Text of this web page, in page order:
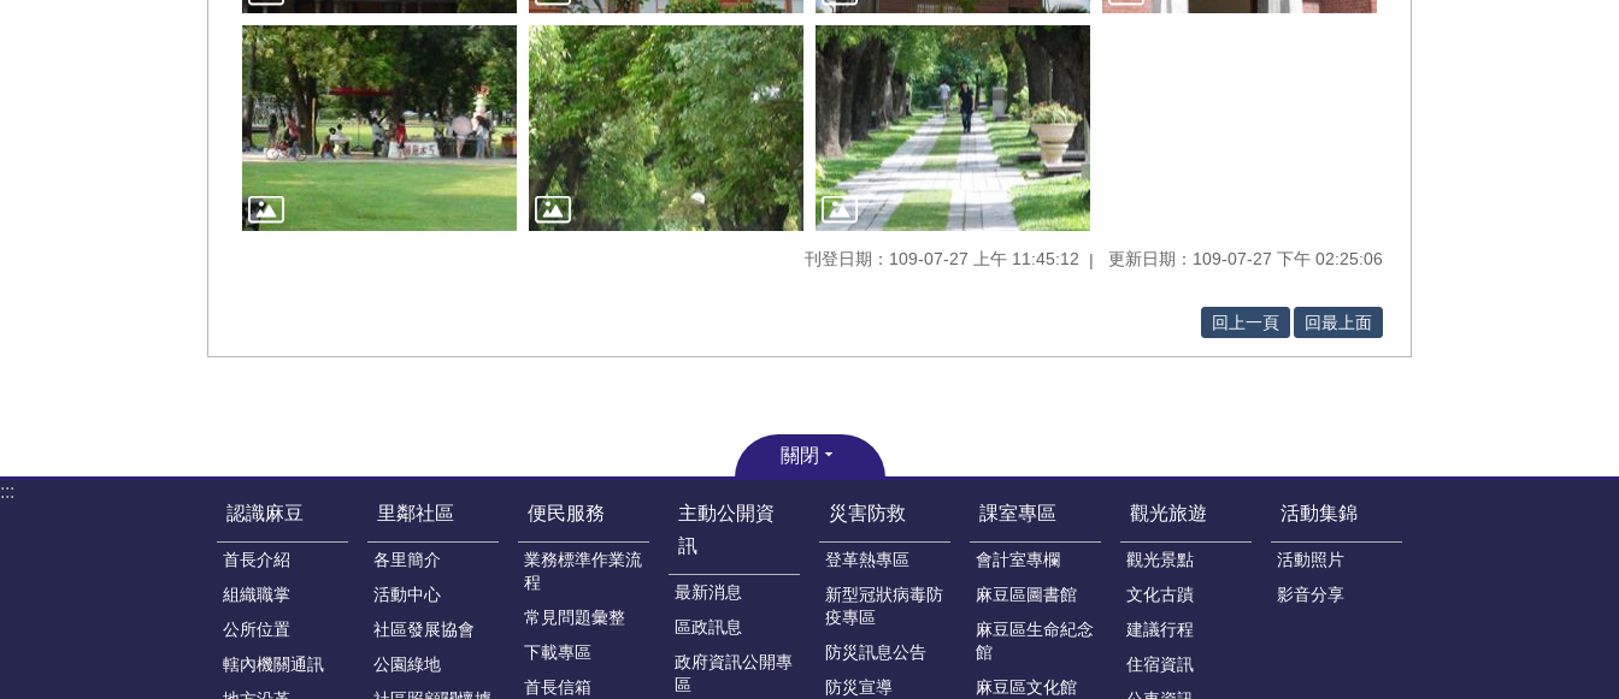
刊登日期：109-07-27 上午 11:45:12 更新日期：109-07-27 下午 02:25:06
回上一頁 回最上面
關閉
:::
認識麻豆
首長介紹
組織職掌
公所位置
轄內機關通訊
里鄰社區
各里簡介
活動中心
社區發展協會
公園綠地
便民服務
業務標準作業流
程
常見問題彙整
下載專區
首長信箱
主動公開資
訊
最新消息
區政訊息
政府資訊公開專
區
災害防救
登革熱專區
新型冠狀病毒防
疫專區
防災訊息公告
防災宣導
課室專區
會計室專欄
麻豆區圖書館
麻豆區生命紀念
館
麻豆區文化館
觀光旅遊
觀光景點
文化古蹟
建議行程
住宿資訊
活動集錦
活動照片
影音分享